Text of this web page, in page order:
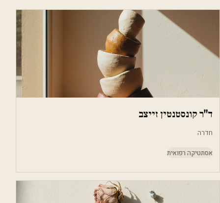
ד"ר קונסטנטין זייצב
חדרה
אסתטיקה רפואית